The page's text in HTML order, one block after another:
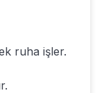
ruha işler.